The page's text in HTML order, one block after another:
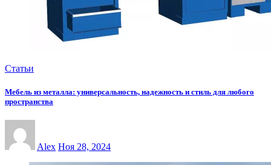
Статьи
Мебель из металла: универсальность, надежность и стиль для любого
пространства
Alex Ноя 28, 2024